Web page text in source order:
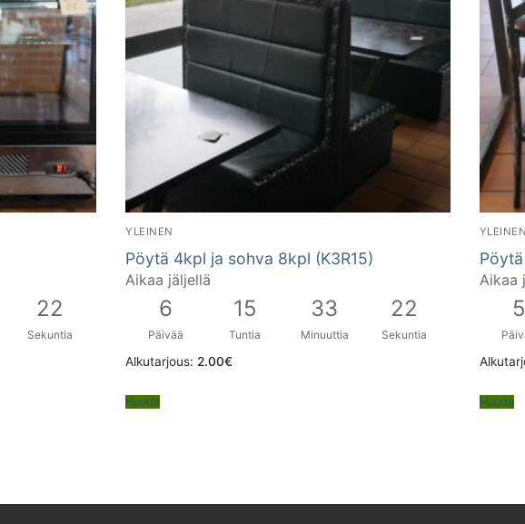
21
Sekuntia
YLEINEN
Pöytä 4kpl ja sohva 8kpl (K3R15)
Aikaa jäljellä
6
Päivää
15
Tuntia
33
Minuuttia
21
Sekuntia
Alkutarjous: 2.00€
Huuda
YLEINEN
Aikaa
5
Huuda